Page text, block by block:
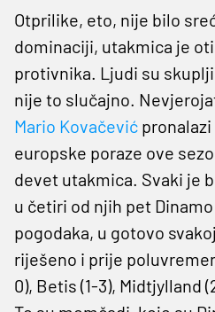
Otprilike, eto, nije bilo
dominaciji, utakmica je
protivnika. Ljudi su
nije to slučajno.
Mario Kovačević
europske poraze ove
devet utakmica. Svaki je
u četiri od njih pet
pogodaka, u gotovo
riješeno i prije
0), Betis (1-3), Midtjylland